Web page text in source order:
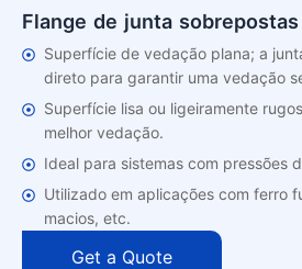
Flange de junta
Superfície de vedação plana; a
direto para garantir uma vedação
Superfície lisa ou ligeiramente
melhor vedação.
Ideal para sistemas com pressões
Utilizado em aplicações com ferro
macios, etc.
Get a Quote